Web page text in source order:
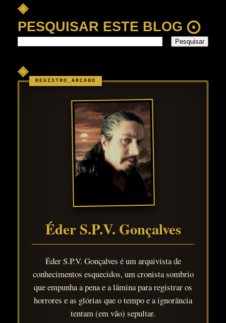
◈
PESQUISAR ESTE BLOG ⨀
◈
Éder S.P.V. Gonçalves
Éder S.P.V. Gonçalves é um arquivista de
conhecimentos esquecidos, um cronista sombrio
que empunha a pena e a lâmina para registrar os
horrores e as glórias que o tempo e a ignorância
tentam (em vão) sepultar.